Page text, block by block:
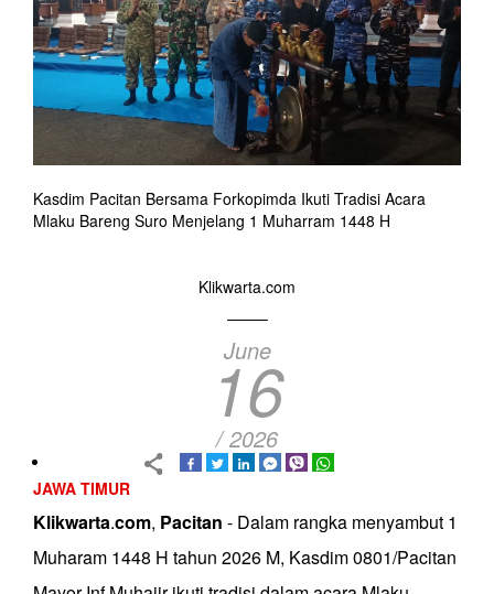
Kasdim Pacitan Bersama Forkopimda Ikuti Tradisi Acara
Mlaku Bareng Suro Menjelang 1 Muharram 1448 H
Klikwarta.com
June
16
/ 2026
JAWA TIMUR
Klikwarta.com, Pacitan - Dalam rangka menyambut 1
Muharam 1448 H tahun 2026 M, Kasdim 0801/Pacitan